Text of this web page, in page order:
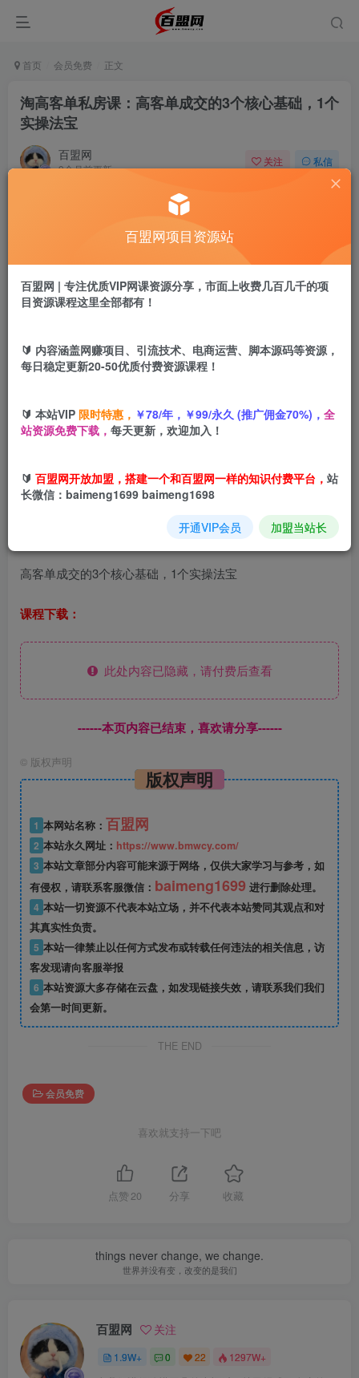
首页 会员免费 正文
淘高客单私房课：高客单成交的3个核心基础，1个
实操法宝
百盟网
9个月前更新
关注 私信
淘高客单私房课：高客单成交的3个核心基础，1个实操法宝
盟币9.9
立即购买
淘高客单私房课：高客单成交的3个核心基础，1个实操法宝
高客单成交的3个核心基础，1个实操法宝
课程下载：
此处内容已隐藏，请付费后查看
------本页内容已结束，喜欢请分享------
© 版权声明
版权声明
1 本网站名称： 百盟网
2 本站永久网址： https://www.bmwcy.com/
3 本站文章部分内容可能来源于网络，仅供大家学习与参考，如
有侵权，请联系客服微信： baimeng1699 进行删除处理。
4 本站一切资源不代表本站立场，并不代表本站赞同其观点和对
其真实性负责。
5 本站一律禁止以任何方式发布或转载任何违法的相关信息，访
客发现请向客服举报
6 本站资源大多存储在云盘，如发现链接失效，请联系我们我们
会第一时间更新。
THE END
会员免费
喜欢就支持一下吧
点赞 20 分享 收藏
things never change, we change.
世界并没有变，改变的是我们
百盟网 关注
1.9W+ 0 22 1297W+
百盟网项目资源站
百盟网 | 专注优质VIP网课资源分享，市面上收费几百几千的项
目资源课程这里全部都有！
🔰 内容涵盖网赚项目、引流技术、电商运营、脚本源码等资源，
每日稳定更新20-50优质付费资源课程！
🔰 本站VIP 限时特惠， ￥78/年，￥99/永久 (推广佣金70%)， 全
站资源免费下载， 每天更新，欢迎加入！
🔰 百盟网开放加盟，搭建一个和百盟网一样的知识付费平台， 站
长微信：baimeng1699 baimeng1698
开通VIP会员 加盟当站长